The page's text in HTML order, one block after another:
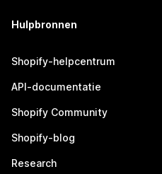
Hulpbronnen
Shopify-helpcentrum
API-documentatie
Shopify Community
Shopify-blog
Research